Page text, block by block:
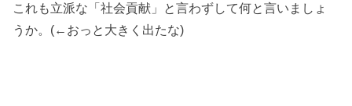
これも立派な「社会貢献」と言わずして何と言いましょ
うか。(←おっと大きく出たな)